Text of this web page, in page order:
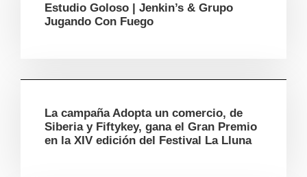
Estudio Goloso | Jenkin’s & Grupo
Jugando Con Fuego
La campaña Adopta un comercio, de
Siberia y Fiftykey, gana el Gran Premio
en la XIV edición del Festival La Lluna